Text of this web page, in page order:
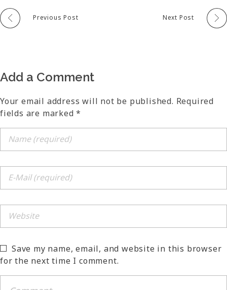
Previous Post Next Post
Add a Comment
Your email address will not be published. Required
fields are marked *
Save my name, email, and website in this browser
for the next time I comment.